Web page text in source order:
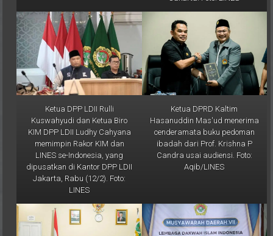
Ketua DPP LDII Rulli
Kuswahyudi dan Ketua Biro
KIM DPP LDII Ludhy Cahyana
memimpin Rakor KIM dan
LINES se-Indonesia, yang
dipusatkan di Kantor DPP LDII
Jakarta, Rabu (12/2). Foto:
LINES
Ketua DPRD Kaltim
Hasanuddin Mas'ud menerima
cenderamata buku pedoman
ibadah dari Prof. Krishna P
Candra usai audiensi. Foto:
Aqib/LINES